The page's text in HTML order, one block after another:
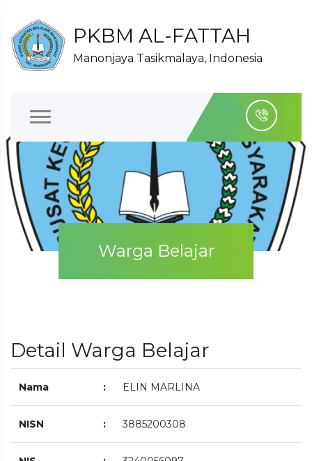
PKBM AL-FATTAH
Manonjaya Tasikmalaya, Indonesia
Warga Belajar
Detail Warga Belajar
Nama : ELIN MARLINA
NISN : 3885200308